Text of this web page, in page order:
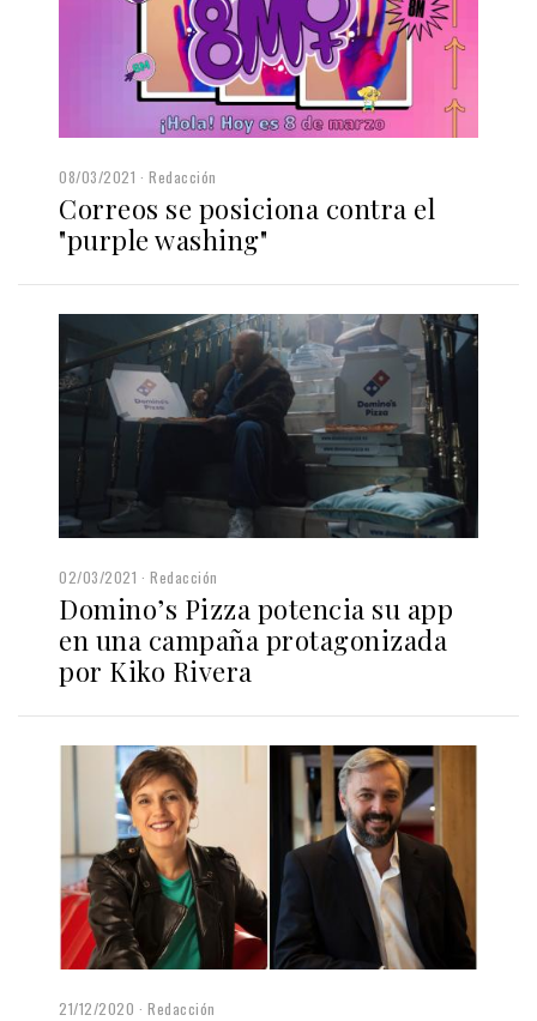
08/03/2021 Redacción
Correos se posiciona contra el
"purple washing"
02/03/2021 Redacción
Domino’s Pizza potencia su app
en una campaña protagonizada
por Kiko Rivera
21/12/2020 Redacción